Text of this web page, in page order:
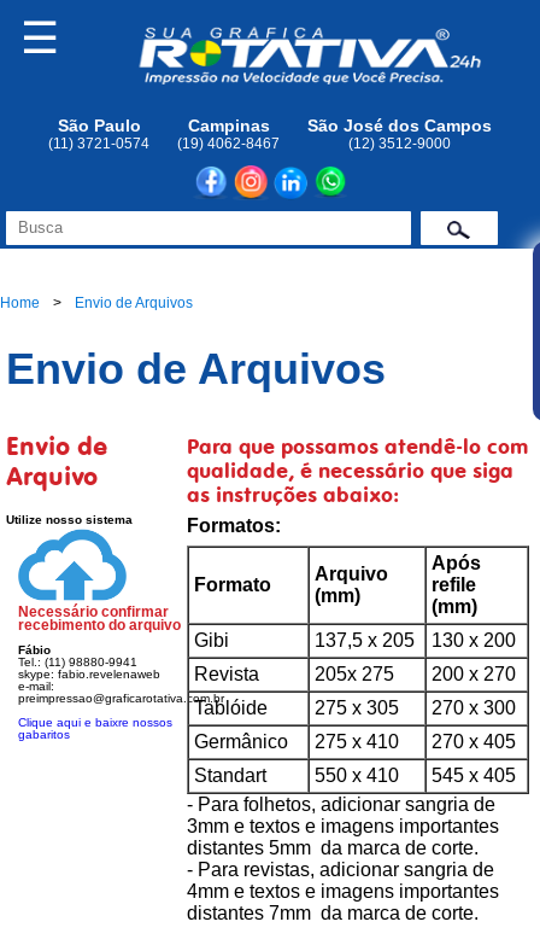
São Paulo
(11) 3721-0574
Campinas
(19) 4062-8467
São José dos Campos
(12) 3512-9000
☰
Home Envio de Arquivos
Envio de Arquivos
Envio de
Arquivo
Utilize nosso sistema
Necessário confirmar
recebimento do arquivo
Fábio
Tel.: (11) 98880-9941
skype: fabio.revelenaweb
e-mail:
preimpressao@graficarotativa.com.br
Clique aqui e baixre nossos
gabaritos
Para que possamos atendê-lo com
qualidade, é necessário que siga
as instruções abaixo:
Formatos:
Formato
Arquivo
(mm)
Após
refile
(mm)
Gibi
137,5 x 205
130 x 200
Revista
205x 275
200 x 270
Tablóide
275 x 305
270 x 300
Germânico
275 x 410
270 x 405
Standart
550 x 410
545 x 405
- Para folhetos, adicionar sangria de
3mm e textos e imagens importantes
distantes 5mm da marca de corte.
- Para revistas, adicionar sangria de
4mm e textos e imagens importantes
distantes 7mm da marca de corte.